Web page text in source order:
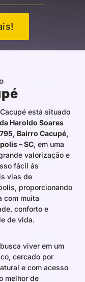
está situado
Haroldo Soares
Bairro Cacupé,
– SC, em uma
valorização e
fácil às
vias de
proporcionando
com muita
conforto e
de vida.
viver em um
cercado por
e com acesso
melhor de